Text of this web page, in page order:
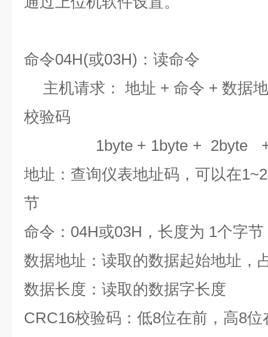
命令04H(或03H)：读命令
主机请求： 地址 + 命令 + 数据
校验码
1byte + 1byte + 2byte
地址：查询仪表地址码，可以在
节
命令：04H或03H，长度为 1个字节
数据地址：读取的数据起始地址，
数据长度：读取的数据字长度
CRC16校验码：低8位在前，高8